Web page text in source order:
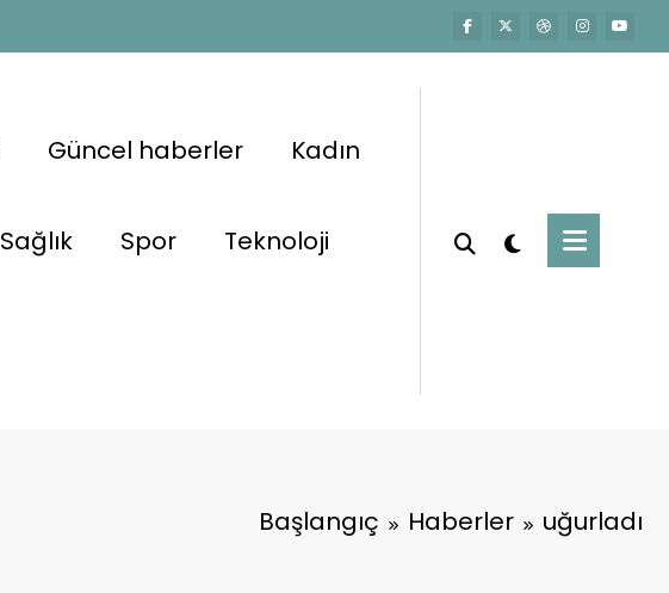
Güncel haberler Kadın
Sağlık Spor Teknoloji
Başlangıç Haberler uğurladı